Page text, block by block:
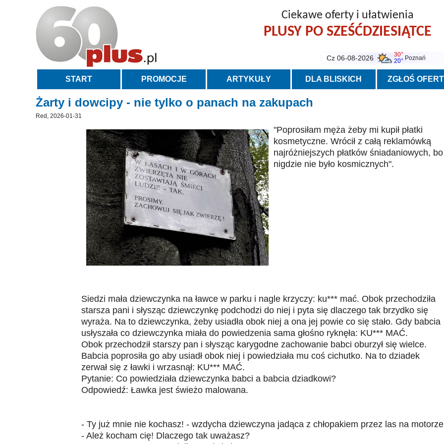
Ciekawe oferty i ułatwienia
PLUSY PO SZEŚĆDZIESIĄTCE
Cz 06-08-2026
30°
20° Poznań
START PROMOCJE ARTYKUŁY DLA BLISKICH ZGŁOŚ
Żarty i dowcipy - nie tylko o panach na zakupach
Red, 2026-01-31
"Poprosiłam męża żeby mi kupił płatki
kosmetyczne. Wrócił z całą reklamówką
najróżniejszych płatków śniadaniowych, bo
nigdzie nie było kosmicznych".
Siedzi mała dziewczynka na ławce w parku i nagle krzyczy: ku*** mać. Obok przechodziła
starsza pani i słysząc dziewczynkę podchodzi do niej i pyta się dlaczego tak brzydko się
wyraża. Na to dziewczynka, żeby usiadła obok niej a ona jej powie co się stało. Gdy babcia
usłyszała co dziewczynka miała do powiedzenia sama głośno ryknęła: KU*** MAĆ.
Obok przechodził starszy pan i słysząc karygodne zachowanie babci oburzył się wielce.
Babcia poprosiła go aby usiadł obok niej i powiedziała mu coś cichutko. Na to dziadek
zerwał się z ławki i wrzasnął: KU*** MAĆ.
Pytanie: Co powiedziała dziewczynka babci a babcia dziadkowi?
Odpowiedź: Ławka jest świeżo malowana.
- Ty już mnie nie kochasz! - wzdycha dziewczyna jadąca z chłopakiem przez las na
- Ależ kocham cię! Dlaczego tak uważasz?